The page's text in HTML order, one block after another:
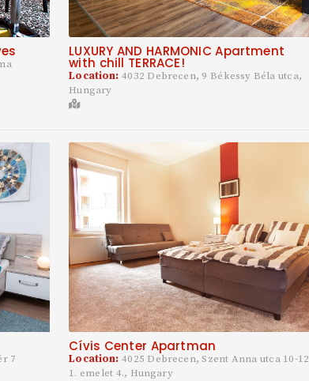
LUXURY AND HARMONIC Apartment
with chill TERRACE!
Location:4032 Debrecen, 9 Békessy Béla utca,
Hungary
7
Cívis Center Apartman
Location:4025 Debrecen, Szent Anna utca 10-12
1. emelet 4., Hungary